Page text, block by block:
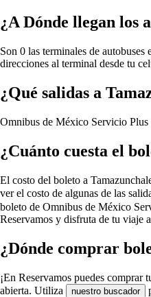
¿A Dónde llegan los
Son 0 las terminales de
direcciones al terminal desde tu
¿Qué salidas a
Omnibus de México Servicio Plus
¿Cuánto cuesta el
El costo del boleto a
ver el costo de algunas de las
boleto de Omnibus de México
Reservamos y disfruta de tu viaje
¿Dónde comprar
¡En Reservamos puedes
abierta. Utiliza
nuestro buscador